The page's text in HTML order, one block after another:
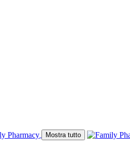
Mostra tutto